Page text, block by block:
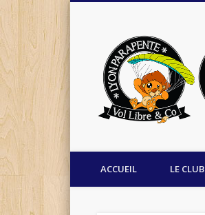
Facebook
ACCUEIL LE CLUB